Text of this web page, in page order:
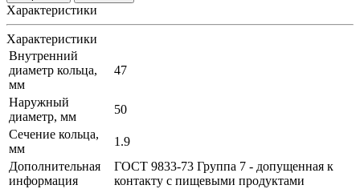
Характеристики
Характеристики
Внутренний
диаметр кольца,
мм
47
Наружный
диаметр, мм
50
Сечение кольца,
мм
1.9
Дополнительная
информация
ГОСТ 9833-73 Группа 7 - допущенная к
контакту с пищевыми продуктами